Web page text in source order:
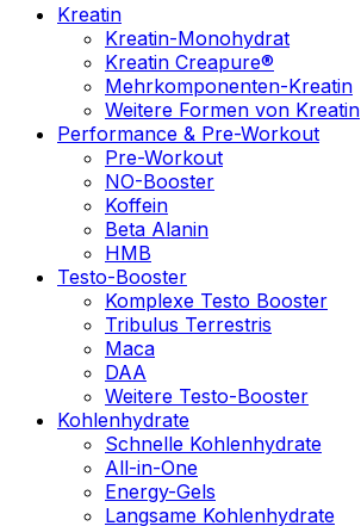
Kreatin
Kreatin-Monohydrat
Kreatin Creapure®
Mehrkomponenten-Kreatin
Weitere Formen von Kreatin
Performance & Pre-Workout
Pre-Workout
NO-Booster
Koffein
Beta Alanin
HMB
Testo-Booster
Komplexe Testo Booster
Tribulus Terrestris
Maca
DAA
Weitere Testo-Booster
Kohlenhydrate
Schnelle Kohlenhydrate
All-in-One
Energy-Gels
Langsame Kohlenhydrate